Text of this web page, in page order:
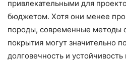
привлекательными для
бюджетом. Хотя они менее
породы, современные методы
покрытия могут значительно
долговечность и